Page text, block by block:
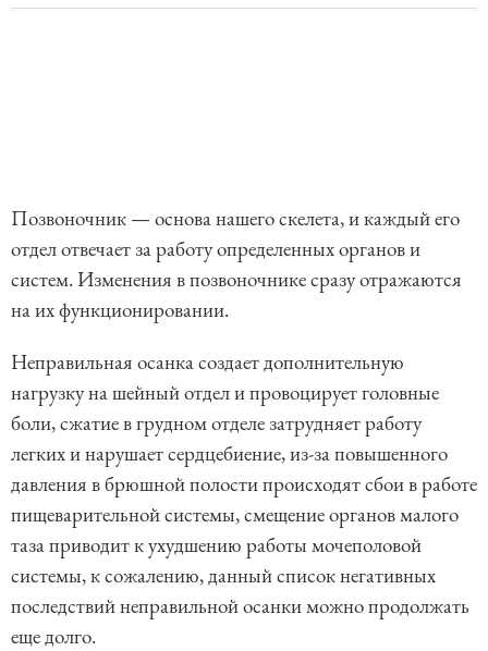
Позвоночник — основа нашего скелета, и каждый его
отдел отвечает за работу определенных органов и
систем. Изменения в позвоночнике сразу отражаются
на их функционировании.
Неправильная осанка создает дополнительную
нагрузку на шейный отдел и провоцирует головные
боли, сжатие в грудном отделе затрудняет работу
легких и нарушает сердцебиение, из-за повышенного
давления в брюшной полости происходят сбои в работе
пищеварительной системы, смещение органов малого
таза приводит к ухудшению работы мочеполовой
системы, к сожалению, данный список негативных
последствий неправильной осанки можно продолжать
еще долго.